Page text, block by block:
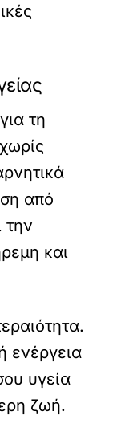
τη
από
την
και
ενέργεια
υγεία
ζωή.